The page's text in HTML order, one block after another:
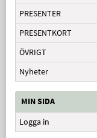
PRESENTER
PRESENTKORT
ÖVRIGT
Nyheter
MIN SIDA
Logga in